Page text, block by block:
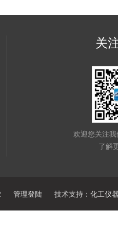
关
欢迎您关注
了解
管理登陆 技术支持： 化工仪